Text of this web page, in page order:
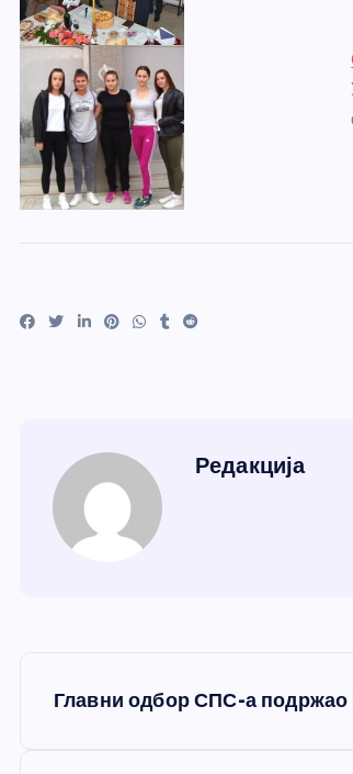
Редакција
Главни одбор СПС-а подржао